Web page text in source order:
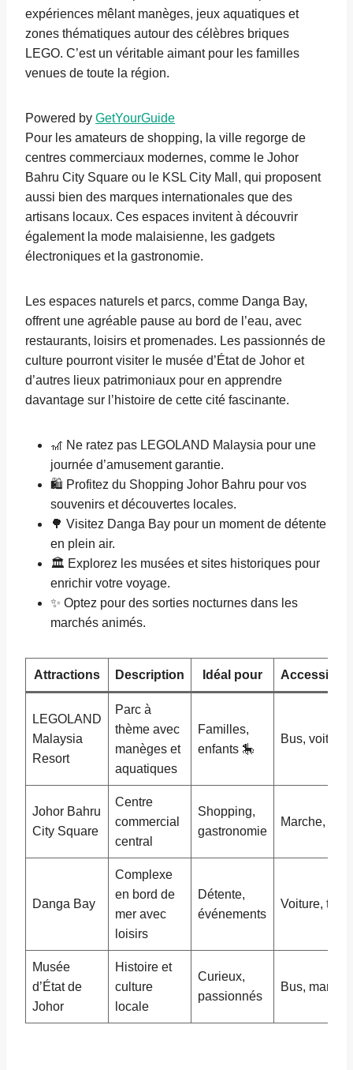
expériences mêlant manèges, jeux aquatiques et
zones thématiques autour des célèbres briques
LEGO. C’est un véritable aimant pour les familles
venues de toute la région.
Powered by GetYourGuide
Pour les amateurs de shopping, la ville regorge de
centres commerciaux modernes, comme le Johor
Bahru City Square ou le KSL City Mall, qui proposent
aussi bien des marques internationales que des
artisans locaux. Ces espaces invitent à découvrir
également la mode malaisienne, les gadgets
électroniques et la gastronomie.
Les espaces naturels et parcs, comme Danga Bay,
offrent une agréable pause au bord de l’eau, avec
restaurants, loisirs et promenades. Les passionnés de
culture pourront visiter le musée d’État de Johor et
d’autres lieux patrimoniaux pour en apprendre
davantage sur l’histoire de cette cité fascinante.
🎢 Ne ratez pas LEGOLAND Malaysia pour une
journée d’amusement garantie.
🛍️ Profitez du Shopping Johor Bahru pour vos
souvenirs et découvertes locales.
🌳 Visitez Danga Bay pour un moment de détente
en plein air.
🏛️ Explorez les musées et sites historiques pour
enrichir votre voyage.
✨ Optez pour des sorties nocturnes dans les
marchés animés.
Attractions Description Idéal pour
LEGOLAND
Malaysia
Resort
Parc à
thème avec
manèges et
aquatiques
Familles,
enfants 🎠
Bus, voiture
Johor Bahru
City Square
Centre
commercial
central
Shopping,
gastronomie
Marche,
Danga Bay
Complexe
en bord de
mer avec
loisirs
Détente,
événements
Voiture, taxi
Musée
d’État de
Johor
Histoire et
culture
locale
Curieux,
passionnés
Bus, marche